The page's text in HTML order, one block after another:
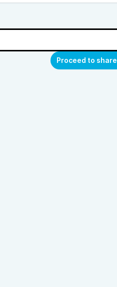
Proceed to share